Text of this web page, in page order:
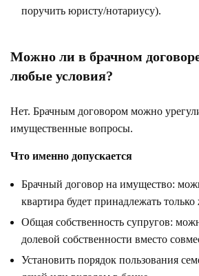
поручить юристу/нотариусу).
Можно ли в брачном
любые условия?
Нет. Брачным договором можно
имущественные вопросы.
Что именно допускается
Брачный договор на имущество:
квартира будет принадлежать
Общая собственность супругов:
долевой собственности вместо
Установить порядок пользования